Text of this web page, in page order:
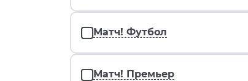
Матч! Футбол
Матч! Премьер